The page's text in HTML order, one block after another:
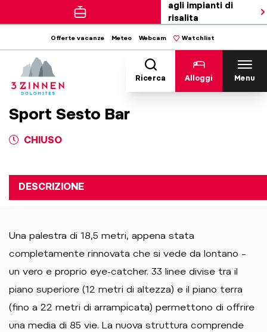
agli impianti di
risalita
Offerte vacanze Meteo Webcam Watchlist
Ricerca Alloggi Menu
Sport Sesto Bar
CHIUSO
DESCRIZIONE
Una palestra di 18,5 metri, appena stata
completamente rinnovata che si vede da lontano –
un vero e proprio eye-catcher. 33 linee divise tra il
piano superiore (12 metri di altezza) e il piano terra
(fino a 22 metri di arrampicata) permettono di offrire
una media di 85 vie. La nuova struttura comprende